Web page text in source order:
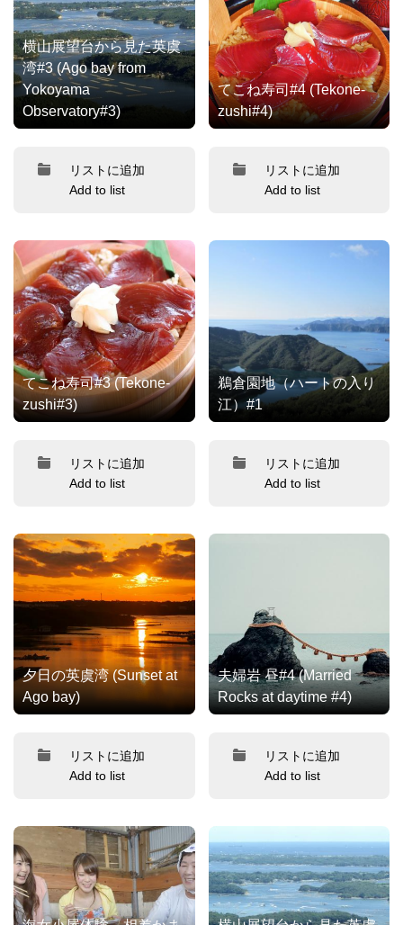
横山展望台から見た英虞
湾#3 (Ago bay from
Yokoyama
Observatory#3)
リストに追加
Add to list
てこね寿司#4 (Tekone-
zushi#4)
リストに追加
Add to list
てこね寿司#3 (Tekone-
zushi#3)
リストに追加
Add to list
鵜倉園地（ハートの入り
江）#1
リストに追加
Add to list
夕日の英虞湾 (Sunset at
Ago bay)
リストに追加
Add to list
夫婦岩 昼#4 (Married
Rocks at daytime #4)
リストに追加
Add to list